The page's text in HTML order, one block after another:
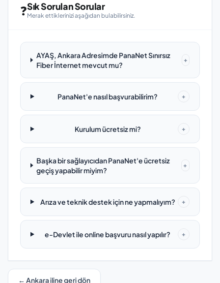
❓Sık Sorulan Sorular
Merak ettiklerinizi aşağıdan bulabilirsiniz.
AYAŞ, Ankara Adresimde PanaNet Sınırsız
Fiber İnternet mevcut mu?
+
PanaNet'e nasıl başvurabilirim? +
Kurulum ücretsiz mi? +
Başka bir sağlayıcıdan PanaNet'e ücretsiz
geçiş yapabilir miyim?
+
Arıza ve teknik destek için ne yapmalıyım? +
e-Devlet ile online başvuru nasıl yapılır? +
← Ankara iline geri dön